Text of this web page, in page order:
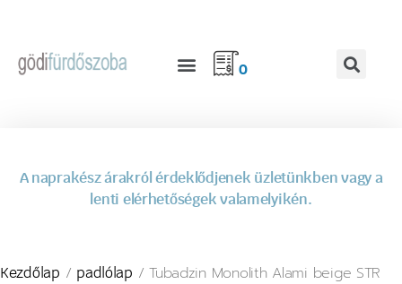
0
A naprakész árakról érdeklődjenek üzletünkben vagy a
lenti elérhetőségek valamelyikén.
Kezdőlap / padlólap / Tubadzin Monolith Alami beige STR